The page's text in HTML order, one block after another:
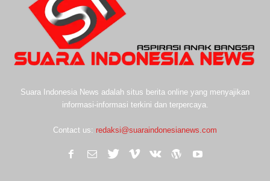
Suara Indonesia News adalah situs berita online yang menyajikan
informasi-informasi terkini dan terpercaya.
Contact us: redaksi@suaraindonesianews.com